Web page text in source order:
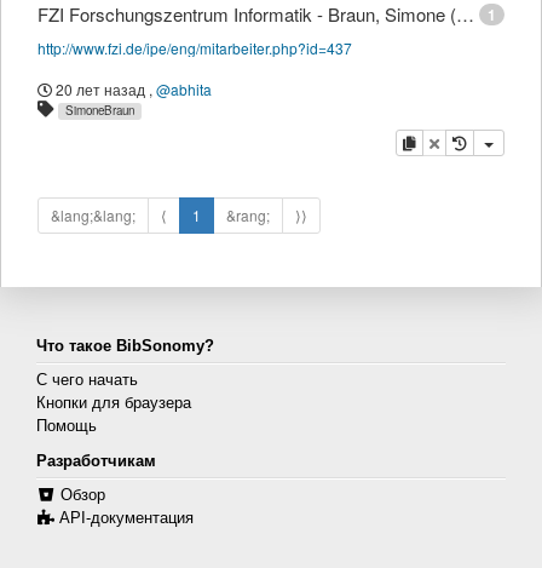
1
FZI Forschungszentrum Informatik - Braun, Simone (Dipl.-Mediensystemwiss.)
http://www.fzi.de/ipe/eng/mitarbeiter.php?id=437
20 лет назад , @abhita
SimoneBraun
копировать
удалить
&lang;&lang; ⟨ 1 &rang; ⟩⟩
Что такое BibSonomy?
С чего начать
Кнопки для браузера
Помощь
Разработчикам
Обзор
API-документация